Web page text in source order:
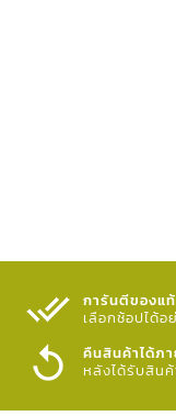
การันตีของแท้
เลือกช้อปได้อ
คืนสินค้าได้ภา
หลังได้รับสิน